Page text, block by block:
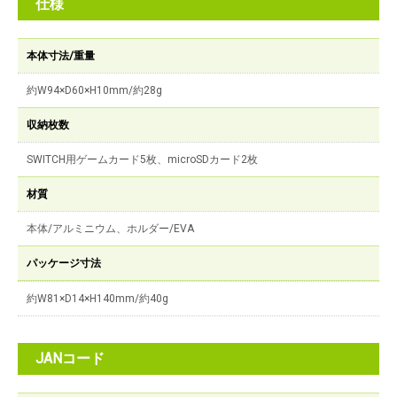
仕様
本体寸法/重量
約W94×D60×H10mm/約28g
収納枚数
SWITCH用ゲームカード5枚、microSDカード2枚
材質
本体/アルミニウム、ホルダー/EVA
パッケージ寸法
約W81×D14×H140mm/約40g
JANコード